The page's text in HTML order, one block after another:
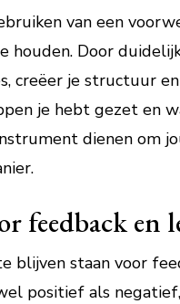
van een
houden. Door
creëer je structuur
je hebt gezet en
dienen om
feedback en
blijven staan voor
positief als